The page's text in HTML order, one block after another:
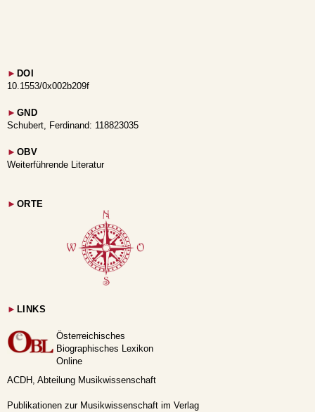
► DOI
10.1553/0x002b209f
► GND
Schubert, Ferdinand: 118823035
► OBV
Weiterführende Literatur
► ORTE
► LINKS
Österreichisches
Biographisches Lexikon
Online
ACDH, Abteilung Musikwissenschaft
Publikationen zur Musikwissenschaft im Verlag